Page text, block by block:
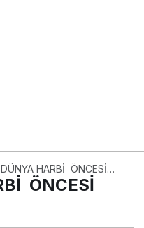
HARBİ ÖNCESİ
12 ÖNCESİ